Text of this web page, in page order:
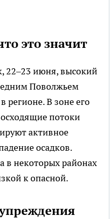
это значит
22–23 июня, высокий
Поволжьем
регионе. В зоне его
потоки
активное
осадков.
в некоторых районах
к опасной.